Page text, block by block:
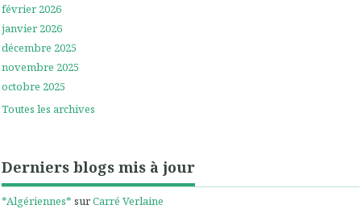
février 2026
janvier 2026
décembre 2025
novembre 2025
octobre 2025
Toutes les archives
Derniers blogs mis à jour
*Algériennes* surCarré Verlaine